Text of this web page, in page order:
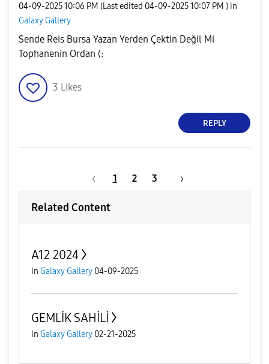
‎04-09-202510:06 PM (Last edited ‎04-09-202510:07 PM ) in
Galaxy Gallery
Sende Reis Bursa Yazan Yerden Çektin Değil Mi
Tophanenin Ordan (:
3 Likes
REPLY
1 2 3
Related Content
A12 2024
in Galaxy Gallery 04-09-2025
GEMLİK SAHİLİ
in Galaxy Gallery 02-21-2025